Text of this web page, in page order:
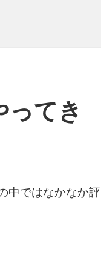
てき
中ではなかなか評